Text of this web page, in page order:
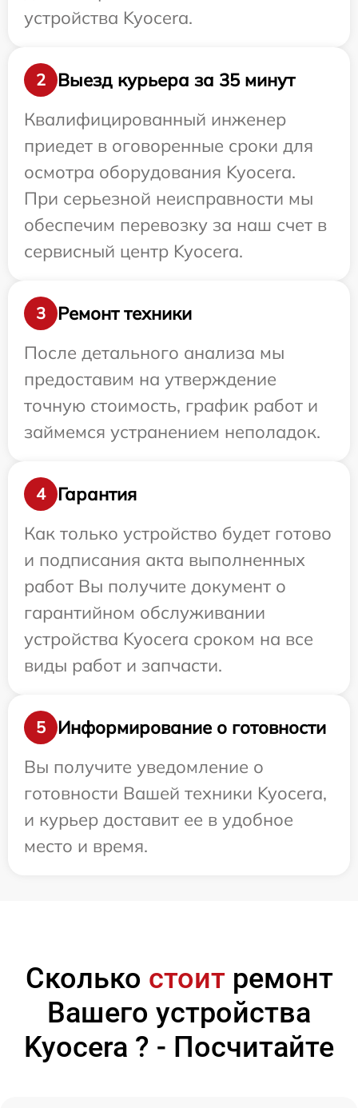
устройства Kyocera.
2
Выезд курьера за 35 минут
Квалифицированный инженер
приедет в оговоренные сроки для
осмотра оборудования Kyocera.
При серьезной неисправности мы
обеспечим перевозку за наш счет в
сервисный центр Kyocera.
3
Ремонт техники
После детального анализа мы
предоставим на утверждение
точную стоимость, график работ и
займемся устранением неполадок.
4
Гарантия
Как только устройство будет готово
и подписания акта выполненных
работ Вы получите документ о
гарантийном обслуживании
устройства Kyocera сроком на все
виды работ и запчасти.
5
Информирование о готовности
Вы получите уведомление о
готовности Вашей техники Kyocera,
и курьер доставит ее в удобное
место и время.
Сколько стоитремонт
Вашего устройства
Kyocera ? - Посчитайте